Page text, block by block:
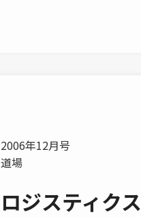
2006年12月号
道場
ロジスティク